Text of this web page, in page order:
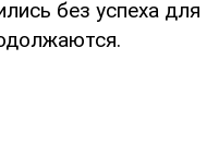
без успеха для